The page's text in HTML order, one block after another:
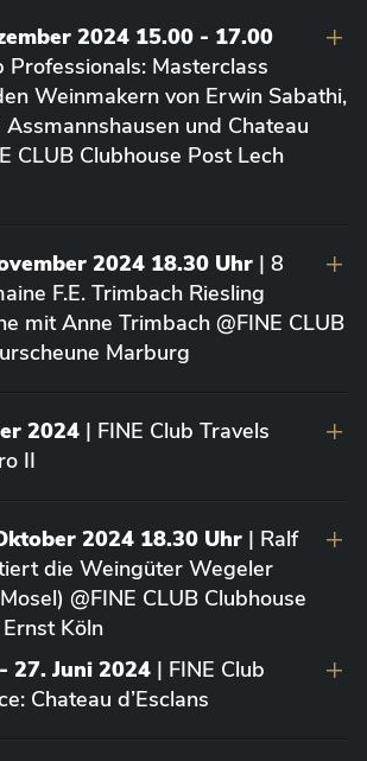
2024 15.00 - 17.00
Professionals: Masterclass
Weinmakern von Erwin Sabathi,
und Chateau
CLUB Clubhouse Post Lech
2024 18.30 Uhr | 8
F.E. Trimbach Riesling
mit Anne Trimbach @FINE CLUB
Marburg
2024 | FINE Club Travels
II
2024 18.30 Uhr | Ralf
die Weingüter Wegeler
@FINE CLUB Clubhouse
Köln
27. Juni 2024 | FINE Club
Chateau d’Esclans